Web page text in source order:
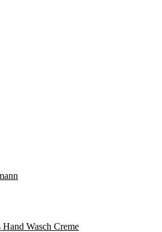
Wasch Creme